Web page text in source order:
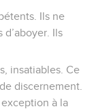
Ils ne
Ils
insatiables. Ce
discernement.
à la